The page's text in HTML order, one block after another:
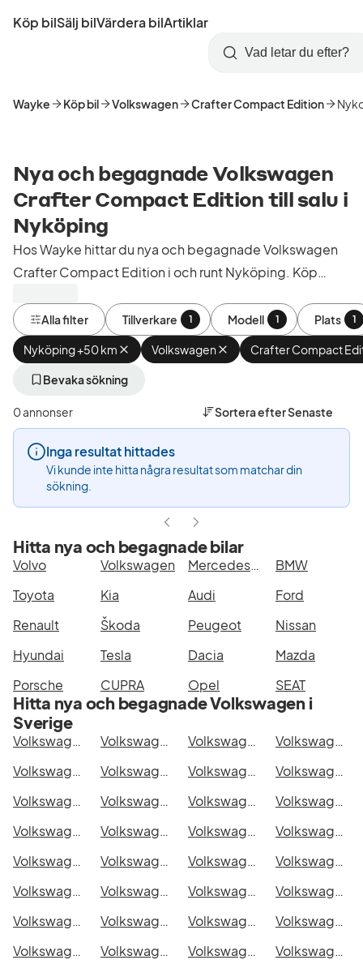
till
Startsida
Köp bilSälj bilVärdera bilArtiklar
Skapa
konto
Logga
in
Sök
Wayke Köp bil Volkswagen Crafter Compact Edition
Nya och begagnade Volkswagen
Crafter Compact Edition till salu i
Nyköping
Hos Wayke hittar du nya och begagnade Volkswagen
Crafter Compact Edition i och runt Nyköping. Köp
Sverige.Alla filter Tillverkare 1 Modell 1 Plats 1
Nyköping +50 km Ta
bort
aktivt
(Plats)
Volkswagen Ta
bort
Volkswagen
Crafter Compact
Bevaka sökning
0 annonser Sortera efterSenaste
Inga resultat hittades
Vi kunde inte hitta några resultat som matchar din
sökning.
Hitta nya och begagnade bilar
Volvo Volkswagen Mercedes-Benz
BMW
Toyota
Kia Audi
Ford
Renault
Škoda Peugeot
Nissan
Hyundai
Tesla Dacia
Mazda
Porsche
CUPRA Opel SEAT
Hitta nya och begagnade Volkswagen i
Sverige
Volkswagen Crafter Compact Edition i Stockholm Volkswagen Crafter Compact Edition i Göteborg Volkswagen Crafter Compact Edition i Helsingborg
Volkswagen Crafter Compact Edition i Jönköping
Volkswagen Crafter Compact Edition i Malmö
Volkswagen Crafter Compact Edition i Örebro Volkswagen Crafter Compact Edition i Norrköping
Volkswagen Crafter Compact Edition i Linköping
Volkswagen Crafter Compact Edition i Uppsala
Volkswagen Crafter Compact Edition i Västerås Volkswagen Crafter Compact Edition i Halmstad
Volkswagen Crafter Compact Edition i Växjö
Volkswagen Crafter Compact Edition i Eskilstuna
Volkswagen Crafter Compact Edition i Kalmar Volkswagen Crafter Compact Edition i Karlskrona
Volkswagen Crafter Compact Edition i Karlstad
Volkswagen Crafter Compact Edition i Kristianstad
Volkswagen Crafter Compact Edition i Sundsvall Volkswagen Crafter Compact Edition i Umeå
Volkswagen Crafter Compact Edition i Varberg
Volkswagen Crafter Compact Edition i Borås
Volkswagen Crafter Compact Edition i Falkenberg Volkswagen Crafter Compact Edition i Gävle
Volkswagen Crafter Compact Edition i Luleå
Volkswagen Crafter Compact Edition i Lund
Volkswagen Crafter Compact Edition i Mönsterås Volkswagen Crafter Compact Edition i Uddevalla
Volkswagen Crafter Compact Edition i Västervik
Volkswagen Crafter Compact Edition i Ystad
Volkswagen Crafter Compact Edition i Östersund Volkswagen Crafter Compact Edition i Borlänge
Volkswagen Crafter Compact Edition i Kiruna